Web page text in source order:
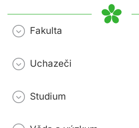
Fakulta
Uchazeči
Studium